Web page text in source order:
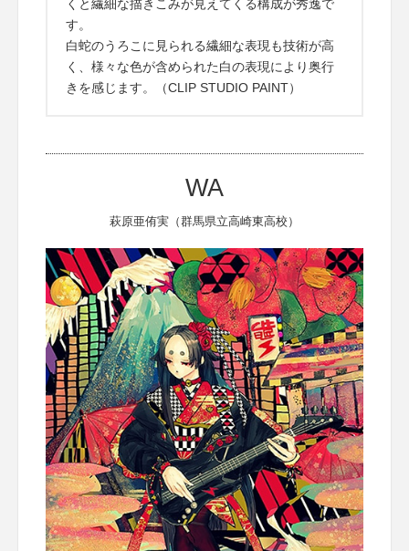
くと繊細な描きこみが見えてくる構成が秀逸で
す。
白蛇のうろこに見られる繊細な表現も技術が高
く、様々な色が含められた白の表現により奥行
きを感じます。（CLIP STUDIO PAINT）
WA
萩原亜侑実（群馬県立高崎東高校）